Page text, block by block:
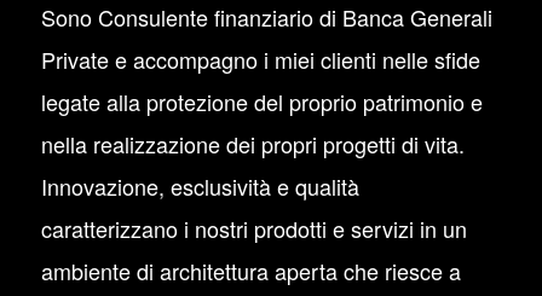
Sono Consulente finanziario di Banca Generali
Private e accompagno i miei clienti nelle sfide
legate alla protezione del proprio patrimonio e
nella realizzazione dei propri progetti di vita.
Innovazione, esclusività e qualità
caratterizzano i nostri prodotti e servizi in un
ambiente di architettura aperta che riesce a